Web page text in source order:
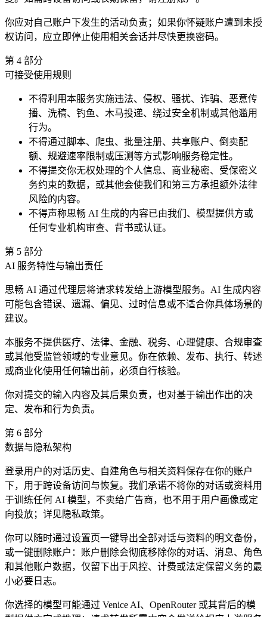
你应对自己账户下发生的活动负责；如果你怀疑账户遭到未授
权访问，应立即停止使用相关会话并尽快更换密码。
第 4 部分
可接受使用规则
不得利用本服务实施违法、侵权、骚扰、诈骗、恶意传
播、洗稿、钓鱼、木马投递、绕过安全机制或其他滥用
行为。
不得通过脚本、爬虫、批量注册、共享账户、倒卖配
额、规避速率限制或压测等方式影响服务稳定性。
不得提交你无权处理的个人信息、商业秘密、受保密义
务约束的数据，或其他会使我们和第三方承担额外法律
风险的内容。
不得声称思畅 AI 生成的内容已由我们、模型提供方或
任何专业机构审查、背书或认证。
第 5 部分
AI 服务特性与输出责任
思畅 AI 通过代理层将请求转发给上游模型服务。AI 生成内容
可能包含错误、遗漏、偏见、过时信息或不适合你具体场景的
建议。
本服务不提供医疗、法律、金融、税务、心理健康、合规审查
或其他受监管领域的专业意见。你在依赖、发布、执行、转述
或商业化使用任何输出前，必须自行核验。
你对提交的输入内容及其后果负责，也对基于输出作出的决
定、发布和行为负责。
第 6 部分
数据与隐私架构
登录用户的对话历史、自建角色与相关资料保存在你的账户
下，用于跨设备访问与恢复。我们承诺不将你的对话或资料用
于训练任何 AI 模型，不卖给广告商，也不用于用户画像或定
向投放；详见隐私政策。
你可以随时通过设置页一键导出全部对话与资料的明文备份，
或一键删除账户：账户删除会彻底移除你的对话、消息、角色
和其他账户数据，仅留下出于风控、计费或法定保留义务的最
小必要日志。
你选择的模型可能通过 Venice AI、OpenRouter 或其背后的模